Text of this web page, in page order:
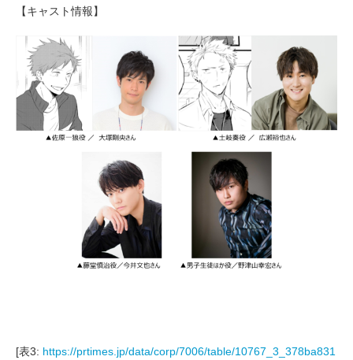
【キャスト情報】
[表3: https://prtimes.jp/data/corp/7006/table/10767_3_378ba831